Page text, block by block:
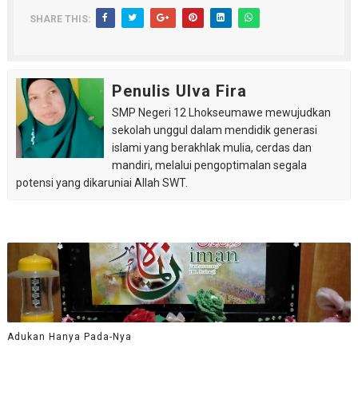
SHARE THIS:
Penulis Ulva Fira
SMP Negeri 12 Lhokseumawe mewujudkan
sekolah unggul dalam mendidik generasi
islami yang berakhlak mulia, cerdas dan
mandiri, melalui pengoptimalan segala
potensi yang dikaruniai Allah SWT.
Adukan Hanya Pada-Nya